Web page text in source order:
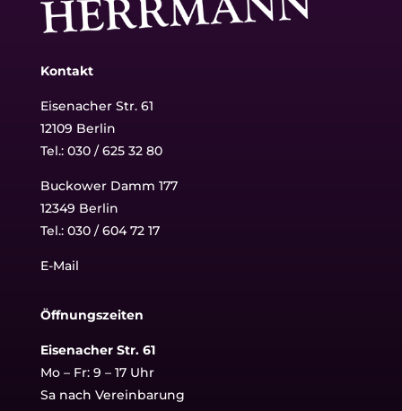
Kontakt
Eisenacher Str. 61
12109 Berlin
Tel.: 030 / 625 32 80
Buckower Damm 177
12349 Berlin
Tel.: 030 / 604 72 17
E-Mail
Öffnungszeiten
Eisenacher Str. 61
Mo – Fr: 9 – 17 Uhr
Sa nach Vereinbarung